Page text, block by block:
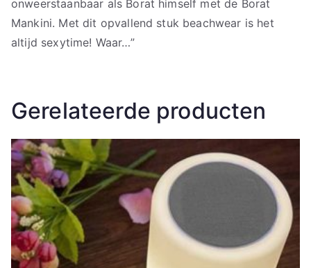
onweerstaanbaar als Borat himself met de Borat
Mankini. Met dit opvallend stuk beachwear is het
altijd sexytime! Waar…”
Gerelateerde producten